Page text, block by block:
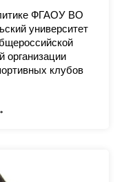
ФГАОУ ВО
университет
организации
клубов